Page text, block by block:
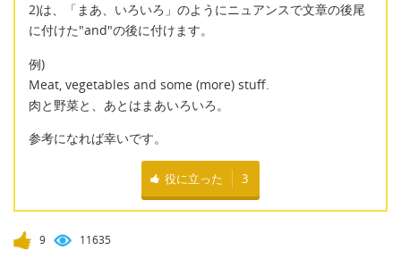
2)は、「まあ、いろいろ」のようにニュアンスで文章の後尾
に付けた"and"の後に付けます。
例)
Meat, vegetables and some (more) stuff.
肉と野菜と、あとはまあいろいろ。
参考になれば幸いです。
役に立った 3
9 11635